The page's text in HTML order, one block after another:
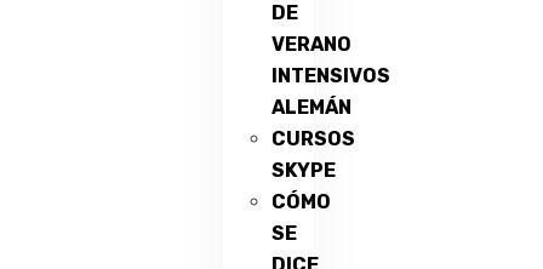
DE
VERANO
INTENSIVOS
ALEMÁN
CURSOS
SKYPE
CÓMO
SE